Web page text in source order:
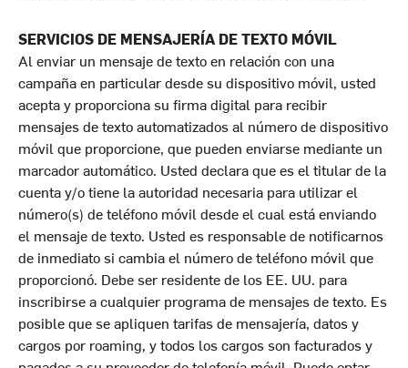
SERVICIOS DE MENSAJERÍA DE TEXTO MÓVIL
Al enviar un mensaje de texto en relación con una
campaña en particular desde su dispositivo móvil, usted
acepta y proporciona su firma digital para recibir
mensajes de texto automatizados al número de dispositivo
móvil que proporcione, que pueden enviarse mediante un
marcador automático. Usted declara que es el titular de la
cuenta y/o tiene la autoridad necesaria para utilizar el
número(s) de teléfono móvil desde el cual está enviando
el mensaje de texto. Usted es responsable de notificarnos
de inmediato si cambia el número de teléfono móvil que
proporcionó. Debe ser residente de los EE. UU. para
inscribirse a cualquier programa de mensajes de texto. Es
posible que se apliquen tarifas de mensajería, datos y
cargos por roaming, y todos los cargos son facturados y